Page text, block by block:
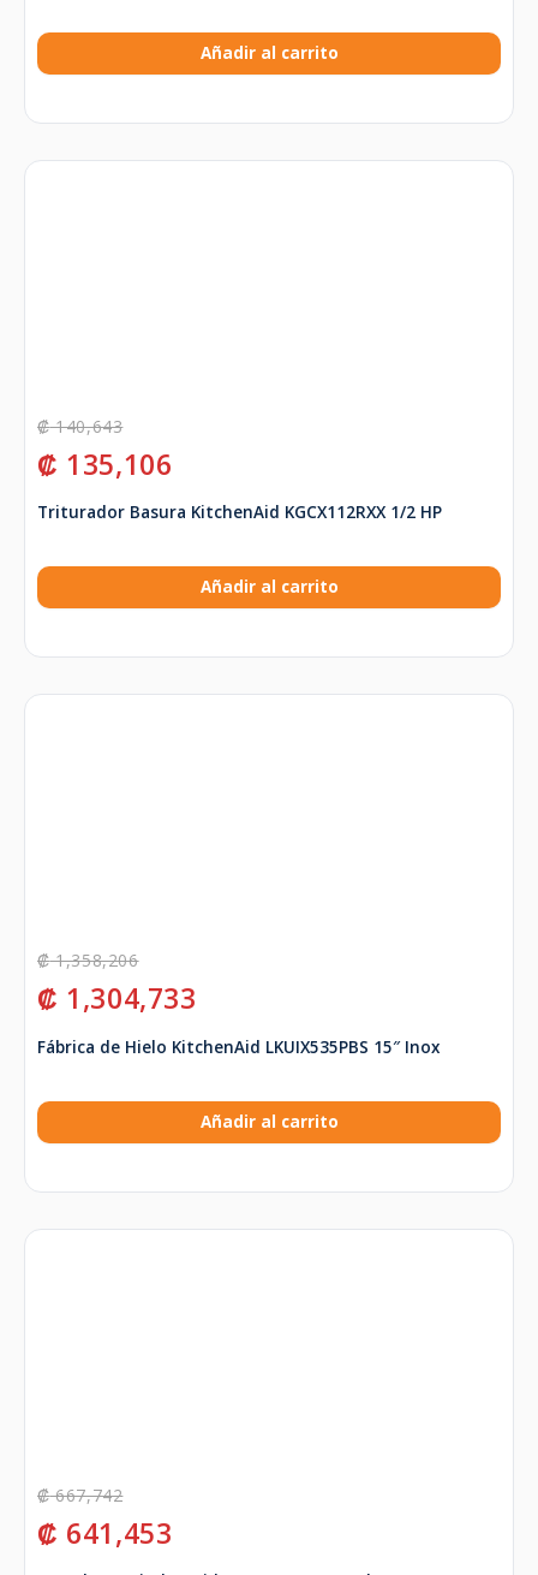
Añadir al carrito
₡140,643
₡ 135,106
Triturador Basura KitchenAid KGCX112RXX 1/2 HP
Añadir al carrito
₡1,358,206
₡ 1,304,733
Fábrica de Hielo KitchenAid LKUIX535PBS 15″ Inox
Añadir al carrito
₡667,742
₡ 641,453